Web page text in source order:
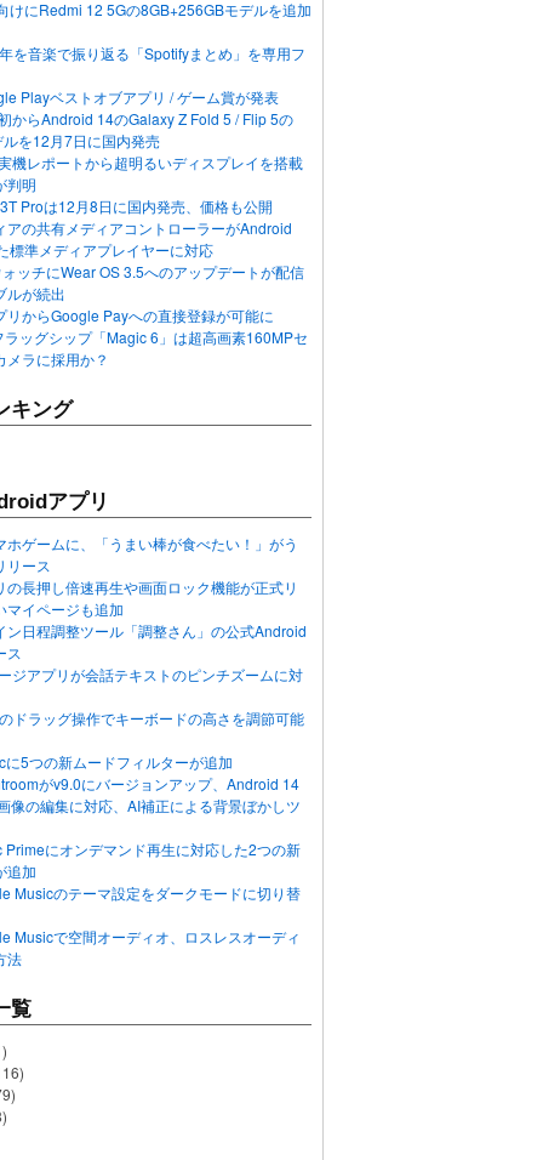
けにRedmi 12 5Gの8GB+256GBモデルを追加
を音楽で振り返る「Spotifyまとめ」を専用フ
Playベストオブアプリ / ゲーム賞が発表
からAndroid 14のGalaxy Z Fold 5 / Flip 5の
を12月7日に国内発売
機レポートから超明るいディスプレイを搭載
判明
Proは12月8日に国内発売、価格も公開
アの共有メディアコントローラーがAndroid
標準メディアプレイヤーに対応
ッチにWear OS 3.5へのアップデートが配信
ルが続出
リからGoogle Payへの直接登録が可能に
ッグシップ「Magic 6」は超高画素160MPセ
メラに採用か？
キング
アプリ
ホゲームに、「うまい棒が食べたい！」がう
リース
の長押し倍速再生や画面ロック機能が正式リ
マイページも追加
ン日程調整ツール「調整さん」の公式Android
ス
ジアプリが会話テキストのピンチズームに対
ドラッグ操作でキーボードの高さを調節可能
に5つの新ムードフィルターが追加
がv9.0にバージョンアップ、Android 14
像の編集に対応、AI補正による背景ぼかしツ
Primeにオンデマンド再生に対応した2つの新
追加
Musicのテーマ設定をダークモードに切り替
Musicで空間オーディオ、ロスレスオーディ
法
覧